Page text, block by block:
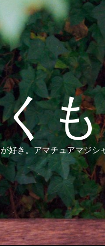
く
好き。アマチュアマジ